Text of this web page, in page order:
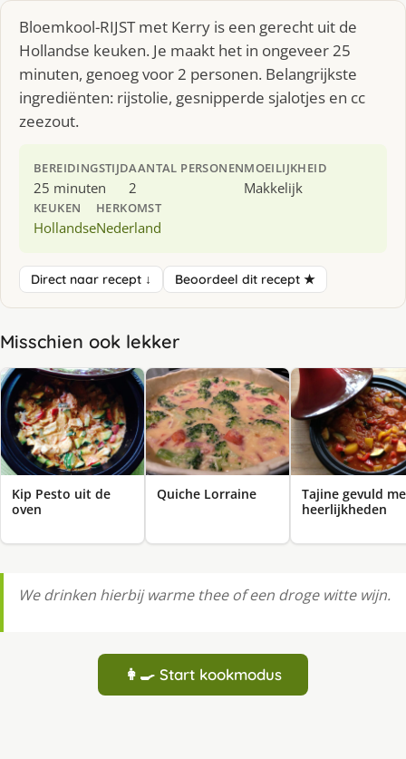
Bloemkool-RIJST met Kerry is een gerecht uit de
Hollandse keuken. Je maakt het in ongeveer 25
minuten, genoeg voor 2 personen. Belangrijkste
ingrediënten: rijstolie, gesnipperde sjalotjes en cc
zeezout.
BEREIDINGSTIJD
25 minuten
AANTAL PERSONEN
2
MOEILIJKHEID
Makkelijk
KEUKEN
Hollandse
HERKOMST
Nederland
Direct naar recept ↓ Beoordeel dit recept ★
Misschien ook lekker
Kip Pesto uit de
oven
Quiche Lorraine
Tajine gevuld
heerlijkheden
We drinken hierbij warme thee of een droge witte wijn.
👩‍🍳 Start kookmodus